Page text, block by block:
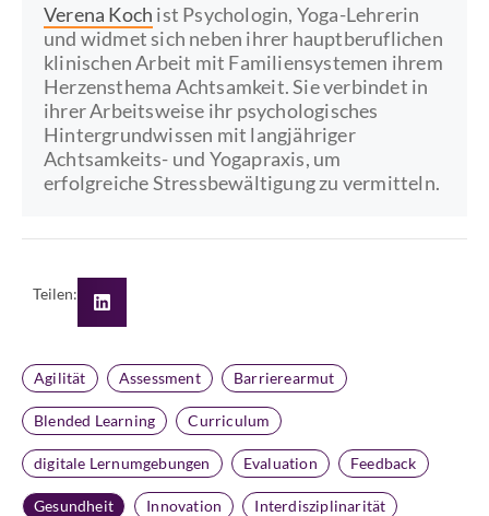
Verena Koch ist Psychologin, Yoga-Lehrerin
und widmet sich neben ihrer hauptberuflichen
klinischen Arbeit mit Familiensystemen ihrem
Herzensthema Achtsamkeit. Sie verbindet in
ihrer Arbeitsweise ihr psychologisches
Hintergrundwissen mit langjähriger
Achtsamkeits- und Yogapraxis, um
erfolgreiche Stressbewältigung zu vermitteln.
Teilen:
Agilität Assessment Barrierearmut
Blended Learning Curriculum
digitale Lernumgebungen Evaluation Feedback
Gesundheit Innovation Interdisziplinarität